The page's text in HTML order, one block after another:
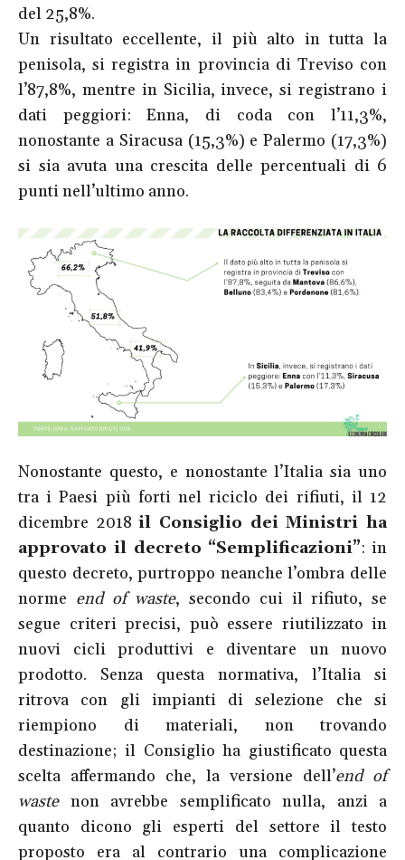
del 25,8%.
Un risultato eccellente, il più alto in tutta la
penisola, si registra in provincia di Treviso con
l’87,8%, mentre in Sicilia, invece, si registrano i
dati peggiori: Enna, di coda con l’11,3%,
nonostante a Siracusa (15,3%) e Palermo (17,3%)
si sia avuta una crescita delle percentuali di 6
punti nell’ultimo anno.
Nonostante questo, e nonostante l’Italia sia uno
tra i Paesi più forti nel riciclo dei rifiuti, il 12
dicembre 2018il Consiglio dei Ministri ha
approvato il decreto “Semplificazioni”: in
questo decreto, purtroppo neanche l’ombra delle
norme end of waste, secondo cui il rifiuto, se
segue criteri precisi, può essere riutilizzato in
nuovi cicli produttivi e diventare un nuovo
prodotto. Senza questa normativa, l’Italia si
ritrova con gli impianti di selezione che si
riempiono di materiali, non trovando
destinazione; il Consiglio ha giustificato questa
scelta affermando che, la versione dell’end of
waste non avrebbe semplificato nulla, anzi a
quanto dicono gli esperti del settore il testo
proposto era al contrario una complicazione